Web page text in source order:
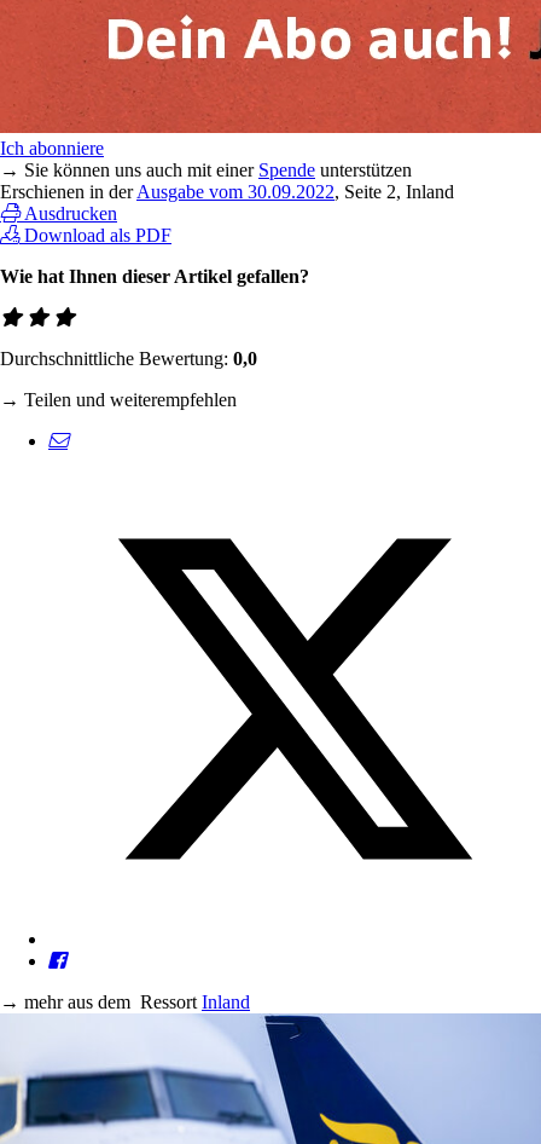
Ich abonniere
→ Sie können uns auch mit einer Spende unterstützen
Erschienen in derAusgabe vom 30.09.2022, Seite 2, Inland
Ausdrucken
Download als PDF
Wie hat Ihnen dieser Artikel gefallen?
Durchschnittliche Bewertung: 0,0
→ Teilen und weiterempfehlen
→ mehr aus dem Ressort Inland